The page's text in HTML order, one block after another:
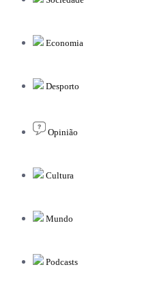
Economia
Desporto
Opinião
Cultura
Mundo
Podcasts